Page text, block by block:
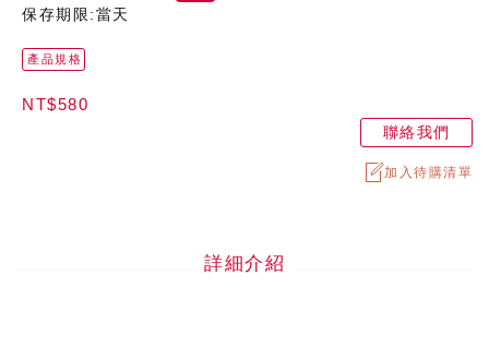
保存期限:當天
產品規格
NT$580
聯絡我們
加入待購清單
詳細介紹